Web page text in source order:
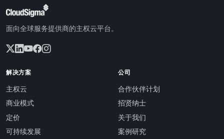
面向全球服务提供商的主权云平台。
解决方案
主权云
商业模式
定价
可持续发展
公司
合作伙伴计划
招贤纳士
关于我们
案例研究